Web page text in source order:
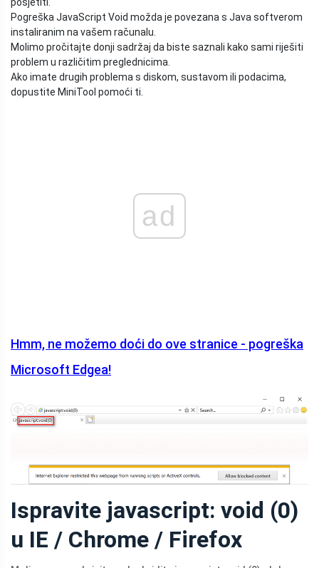
Pogreška JavaScript Void možda je povezana s Java softverom
instaliranim na vašem računalu.
Molimo pročitajte donji sadržaj da biste saznali kako sami riješiti
problem u različitim preglednicima.
Ako imate drugih problema s diskom, sustavom ili podacima,
dopustite MiniTool pomoći ti.
ad
Hmm, ne možemo doći do ove stranice - pogreška
Microsoft Edgea!
Ispravite javascript: void (0)
u IE / Chrome / Firefox